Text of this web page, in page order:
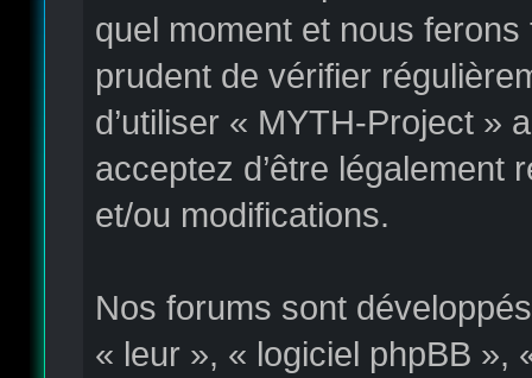
quel moment et nous
prudent de vérifier
d’utiliser « MYTH-Project »
acceptez d’être légalement
et/ou modifications.
Nos forums sont
« leur », « logiciel phpBB »,